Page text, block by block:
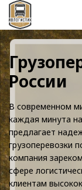
России
В современном
каждая минута
предлагает
грузоперевозки
компания
сфере
клиентам